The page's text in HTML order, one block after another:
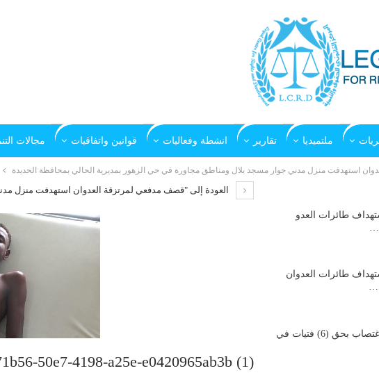
ملتميديا تقارير انشطة وفعاليات قوانين واتفاقيات مجالات
استهدفت منزل مدني جوار مسجد بلال ومناطق مجاورة في حي الزهور بمديرية الحالي بمحافظة الحديدة
العودة إلى "قصف مدفعي لمرتزقة العدوان استهدفت منزل
50e7-4198-a25e-e0420965ab3b (1)
طائرات العدو
طائرات العدوان
بيان إدانة جريمة الاغتصاب بحق (6) فتيات في